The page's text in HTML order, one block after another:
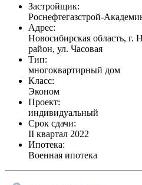
Застройщик:
Роснефтегазстрой-
Адрес:
Новосибирская область, г.
район, ул. Часовая
Тип:
многоквартирный дом
Класс:
Эконом
Проект:
индивидуальный
Срок сдачи:
II квартал 2022
Ипотека:
Военная ипотека